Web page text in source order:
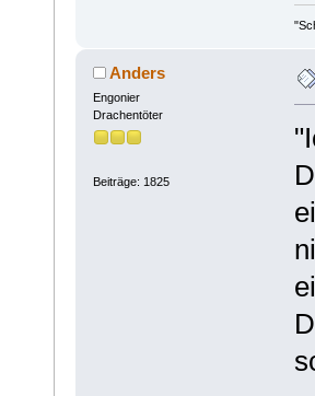
Anders
Engonier
Drachentöter
Beiträge: 1825